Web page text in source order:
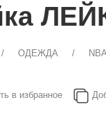
ОДЕЖДА
в избранное